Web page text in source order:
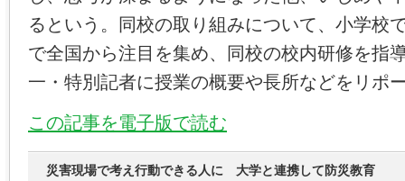
るという。同校の取り組みについて、小学校
で全国から注目を集め、同校の校内研修を指
一・特別記者に授業の概要や長所などをリポ
この記事を電子版で読む
災害現場で考え行動できる人に 大学と連携して防災教育